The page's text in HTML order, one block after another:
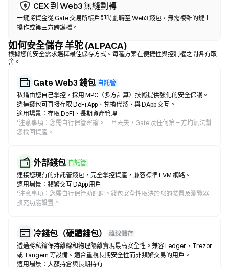
CEX 到 Web3 無縫劃轉
一鍵將資金從 Gate 交易所帳戶即時劃轉至 Web3 錢包，無需複雜的鏈上
操作或第三方跨鏈橋。
如何安全儲存 羊驼 (ALPACA)
根據您的安全需求選擇最佳儲存方式。每種方案在便捷性與控制權之間各有取
舍。
Gate Web3 錢包 自託管
私鑰由您自己掌控，採用 MPC（多方計算）技術提供強化的安全保護。
透過錢包可直接存取 DeFi App、兌換代幣、與 DApp 交互。
適用場景：存取 DeFi、長期資產管理
*注意事項：您需自行保管密鑰。一旦丟失，Gate 及任何第三方均無法幫
您找回資產。
外部錢包 自託管
連接您現有的非託管錢包，完全掌控資產，兼容標準 EVM 網路。
適用場景：頻繁交互 DApp 用戶
*注意事項：您需自行保管助記詞。錢包安全性取決於您的裝置及瀏覽器
擴充功能設置。
冷錢包（硬體錢包）
離線儲存
透過將私鑰保持離線和物理隔離實現最高安全性。兼容 Ledger、Trezor
或 Tangem 等設備。適合重視長期安全性而非頻繁交易的用戶。
適用場景：大額持倉與長期持有